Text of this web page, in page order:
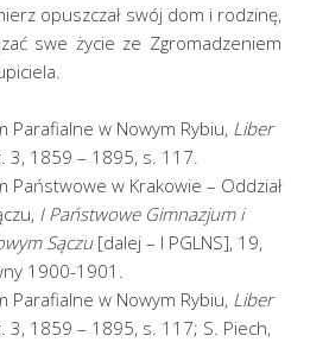
opuszczał swój dom i rodzinę,
swe życie ze Zgromadzeniem
Parafialne w Nowym Rybiu, Liber
3, 1859 – 1895, s. 117.
Państwowe w Krakowie – Oddział
I Państwowe Gimnazjum i
Sączu [dalej – I PGLNS], 19,
1900-1901.
Parafialne w Nowym Rybiu, Liber
3, 1859 – 1895, s. 117; S. Piech,